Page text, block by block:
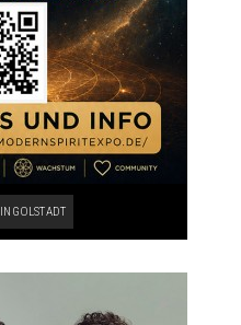
INGOLSTADT